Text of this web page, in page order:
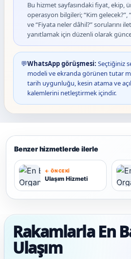
Bu hizmet sayfasındaki fiyat, ekip,
operasyon bilgileri; “Kim gelecek?”,
ve “Fiyata neler dâhil?” sorularını
yanıtlamak için düzenli olarak
💬WhatsApp görüşmesi: Seçtiğiniz
modeli ve ekranda görünen tutar
tarih uygunluğu, kesin atama ve
kalemlerini netleştirmek içindir.
Benzer hizmetlerde ilerle
← ÖNCEKI
Ulaşım Hizmeti
Rakamlarla En
Ulaşım